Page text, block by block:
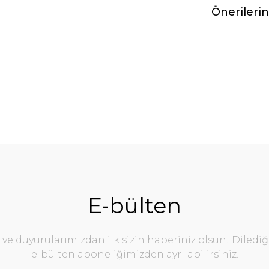
E-bülten
ve duyurularımızdan ilk sizin haberiniz olsun!
e-bülten aboneliğimizden ayrılabilirsiniz.